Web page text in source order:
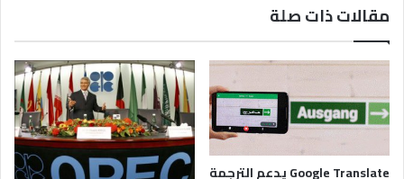
مقالات ذات صلة
Google Translate يدعم الترجمة